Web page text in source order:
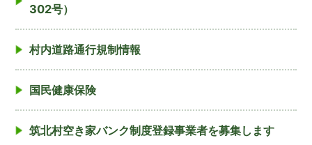
302号）
村内道路通行規制情報
国民健康保険
筑北村空き家バンク制度登録事業者を募集します